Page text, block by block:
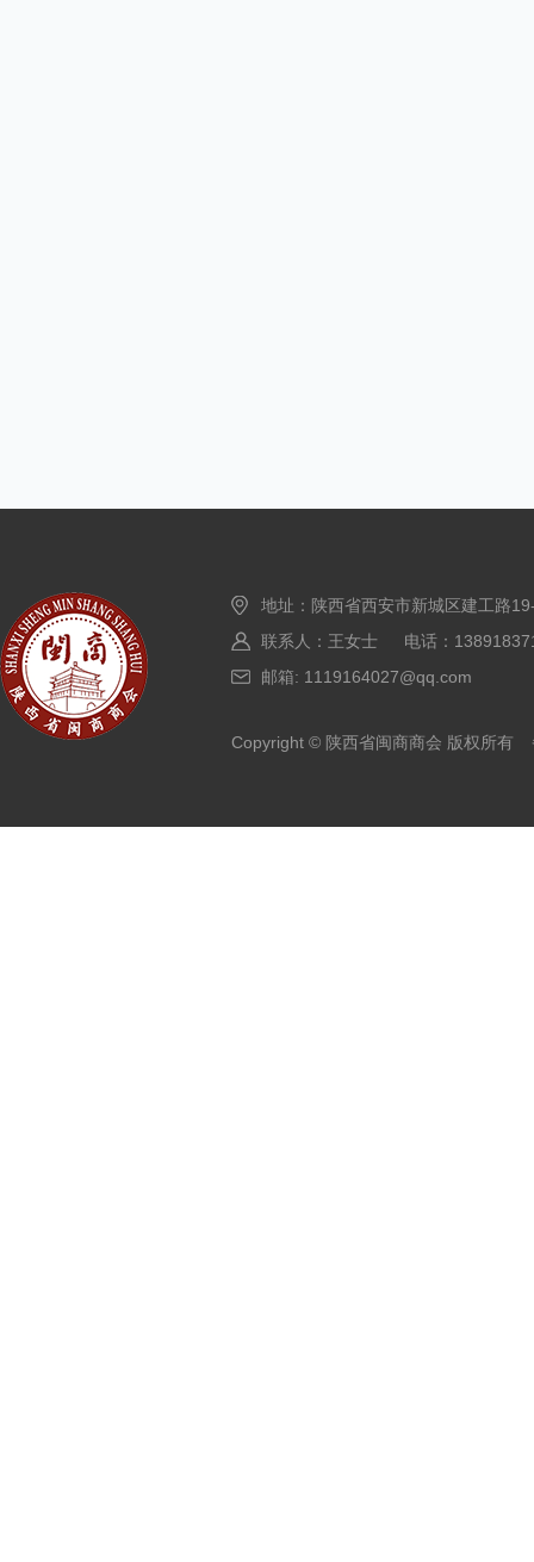
地址：陕西省西安市新城区建工路
联系人：王女士 电话：
邮箱: 1119164027@qq.com
Copyright © 陕西省闽商商会 版权所有